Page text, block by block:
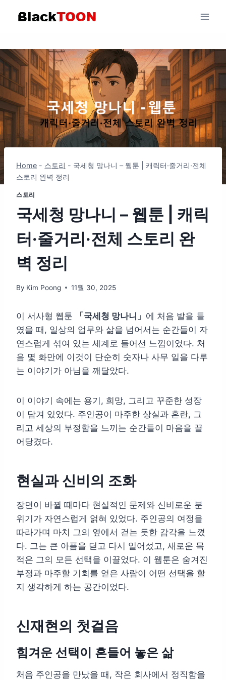
Home - 스토리 - 국세청 망나니 – 웹툰 | 캐릭터·줄거리·전체
스토리 완벽 정리
스토리
국세청 망나니 – 웹툰 | 캐릭
터·줄거리·전체 스토리 완
벽 정리
By Kim Poong 11월 30, 2025
이 서사형 웹툰 「국세청 망나니」 에 처음 발을 들
였을 때, 일상의 업무와 삶을 넘어서는 순간들이 자
연스럽게 섞여 있는 세계로 들어선 느낌이었다. 처
음 몇 화만에 이것이 단순히 숫자나 사무 일을 다루
는 이야기가 아님을 깨달았다.
이 이야기 속에는 용기, 희망, 그리고 꾸준한 성장
이 담겨 있었다. 주인공이 마주한 상실과 혼란, 그
리고 세상의 부정함을 느끼는 순간들이 마음을 끌
어당겼다.
현실과 신비의 조화
장면이 바뀔 때마다 현실적인 문제와 신비로운 분
위기가 자연스럽게 얽혀 있었다. 주인공의 여정을
따라가며 마치 그의 옆에서 걷는 듯한 감각을 느꼈
다. 그는 큰 아픔을 딛고 다시 일어섰고, 새로운 목
적은 그의 모든 선택을 이끌었다. 이 웹툰은 숨겨진
부정과 마주할 기회를 얻은 사람이 어떤 선택을 할
지 생각하게 하는 공간이었다.
신재현의 첫걸음
힘겨운 선택이 흔들어 놓은 삶
처음 주인공을 만났을 때, 작은 회사에서 정직함을